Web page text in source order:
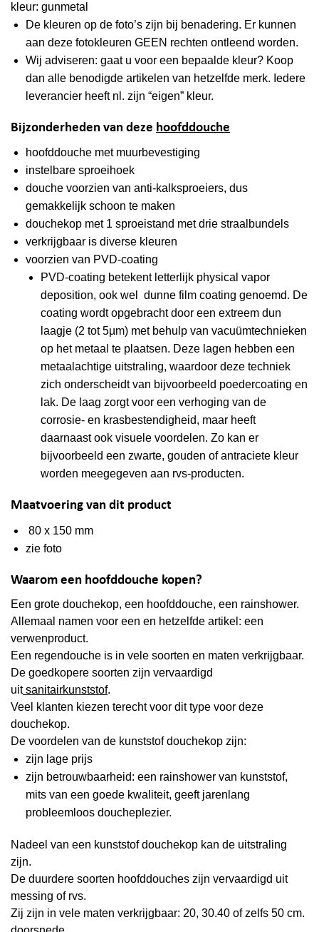
kleur: gunmetal
De kleuren op de foto’s zijn bij benadering. Er kunnen
aan deze fotokleuren GEEN rechten ontleend worden.
Wij adviseren: gaat u voor een bepaalde kleur? Koop
dan alle benodigde artikelen van hetzelfde merk. Iedere
leverancier heeft nl. zijn “eigen” kleur.
Bijzonderheden van deze hoofddouche
hoofddouche met muurbevestiging
instelbare sproeihoek
douche voorzien van anti-kalksproeiers, dus
gemakkelijk schoon te maken
douchekop met 1 sproeistand met drie straalbundels
verkrijgbaar is diverse kleuren
voorzien van PVD-coating
PVD-coating betekent letterlijk physical vapor
deposition, ook wel dunne film coating genoemd. De
coating wordt opgebracht door een extreem dun
laagje (2 tot 5µm) met behulp van vacuümtechnieken
op het metaal te plaatsen. Deze lagen hebben een
metaalachtige uitstraling, waardoor deze techniek
zich onderscheidt van bijvoorbeeld poedercoating en
lak. De laag zorgt voor een verhoging van de
corrosie- en krasbestendigheid, maar heeft
daarnaast ook visuele voordelen. Zo kan er
bijvoorbeeld een zwarte, gouden of antraciete kleur
worden meegegeven aan rvs-producten.
Maatvoering van dit product
80 x 150 mm
zie foto
Waarom een hoofddouche kopen?
Een grote douchekop, een hoofddouche, een rainshower.
Allemaal namen voor een en hetzelfde artikel: een
verwenproduct.
Een regendouche is in vele soorten en maten verkrijgbaar.
De goedkopere soorten zijn vervaardigd
uitsanitairkunststof.
Veel klanten kiezen terecht voor dit type voor deze
douchekop.
De voordelen van de kunststof douchekop zijn:
zijn lage prijs
zijn betrouwbaarheid: een rainshower van kunststof,
mits van een goede kwaliteit, geeft jarenlang
probleemloos doucheplezier.
Nadeel van een kunststof douchekop kan de uitstraling
zijn.
De duurdere soorten hoofddouches zijn vervaardigd uit
messing of rvs.
Zij zijn in vele maten verkrijgbaar: 20, 30.40 of zelfs 50 cm.